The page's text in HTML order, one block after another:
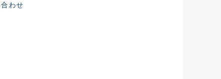
れた未使用
わせ